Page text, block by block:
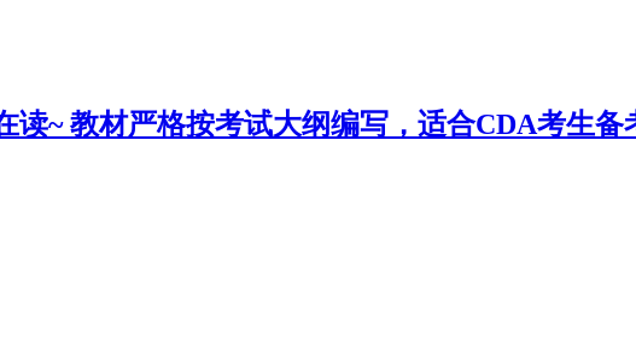
读~ 教材严格按考试大纲编写，适合CDA考生